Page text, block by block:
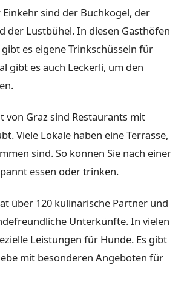
sind der Buchkogel, der
der Lustbühel. In diesen Gasthöfen
es eigene Trinkschüsseln für
gibt es auch Leckerli, um den
von Graz sind Restaurants mit
Viele Lokale haben eine Terrasse,
sind. So können Sie nach einer
essen oder trinken.
über 120 kulinarische Partner und
Unterkünfte. In vielen
Leistungen für Hunde. Es gibt
mit besonderen Angeboten für